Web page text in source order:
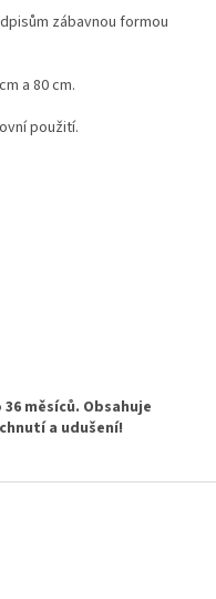
zábavnou formou
a 80 cm.
použití.
měsíců. Obsahuje
a udušení!